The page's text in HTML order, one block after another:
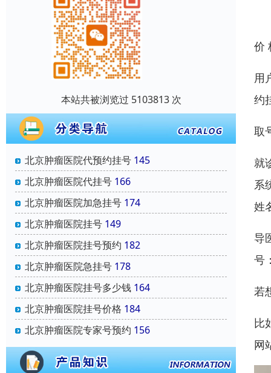
本站共被浏览过 5103813 次
北京肿瘤医院代预约挂号 145
北京肿瘤医院代挂号 166
北京肿瘤医院加急挂号 174
北京肿瘤医院挂号 149
北京肿瘤医院挂号预约 182
北京肿瘤医院急挂号 178
北京肿瘤医院挂号多少钱 164
北京肿瘤医院挂号价格 184
北京肿瘤医院专家号预约 156
价
用
约
取
就
系
姓
导
号
若
比
网